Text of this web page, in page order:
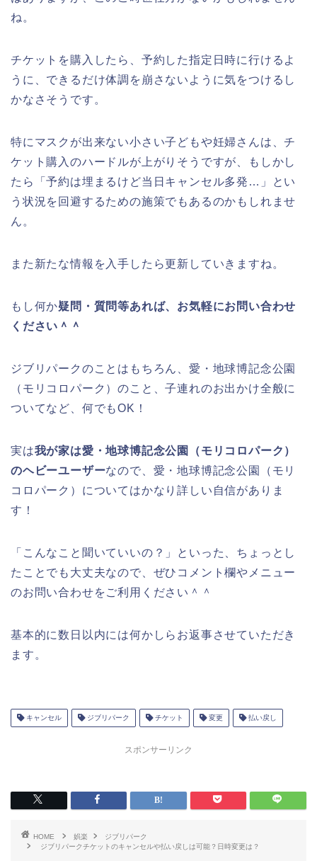
ね。
チケットを購入したら、予約した指定日時に行けるよ
うに、できるだけ体調を崩さないように気をつけるし
かなさそうです。
特にマスクが出来ない小さい子どもや妊婦さんは、チ
ケット購入のハードルが上がりそうですが、もしかし
たら「予約は埋まるけど当日キャンセル多発…」とい
う状況を回避するための施策でもあるのかもしれませ
ん。
また新たな情報を入手したら更新していきますね。
もし何か疑問・質問等あれば、お気軽にお問い合わせ
ください＾＾
ジブリパークのことはもちろん、愛・地球博記念公園
（モリコロパーク）のこと、子連れのお出かけ全般に
ついてなど、何でもOK！
実は我が家は愛・地球博記念公園（モリコロパーク）
のヘビーユーザーなので、愛・地球博記念公園（モリ
コロパーク）についてはかなり詳しい自信がありま
す！
「こんなこと聞いていいの？」といった、ちょっとし
たことでも大丈夫なので、ぜひコメント欄やメニュー
のお問い合わせをご利用ください＾＾
基本的に数日以内には何かしらお返事させていただき
ます。
キャンセル ジブリパーク チケット 変更 払い戻し
スポンサーリンク
HOME 娯楽
ジブリパーク
ジブリパークチケットのキャンセルや払い戻しは可能？日時変更は？